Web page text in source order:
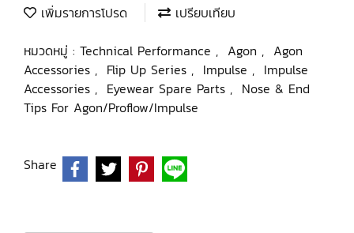
เพิ่มรายการโปรด
เปรียบเทียบ
หมวดหมู่ : Technical Performance , Agon , Agon
Accessories , Flip Up Series , Impulse , Impulse
Accessories , Eyewear Spare Parts , Nose & End
Tips For Agon/Proflow/Impulse
Share